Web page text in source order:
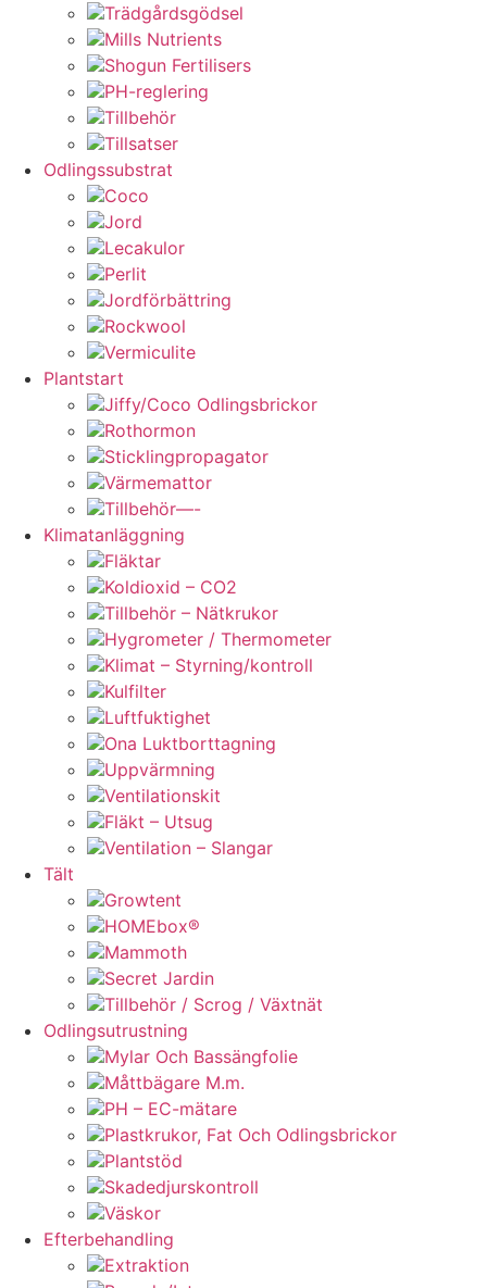
Trädgårdsgödsel
Mills Nutrients
Shogun Fertilisers
PH-reglering
Tillbehör
Tillsatser
Odlingssubstrat
Coco
Jord
Lecakulor
Perlit
Jordförbättring
Rockwool
Vermiculite
Plantstart
Jiffy/Coco Odlingsbrickor
Rothormon
Sticklingpropagator
Värmemattor
Tillbehör—-
Klimatanläggning
Fläktar
Koldioxid – CO2
Tillbehör – Nätkrukor
Hygrometer / Thermometer
Klimat – Styrning/kontroll
Kulfilter
Luftfuktighet
Ona Luktborttagning
Uppvärmning
Ventilationskit
Fläkt – Utsug
Ventilation – Slangar
Tält
Growtent
HOMEbox®
Mammoth
Secret Jardin
Tillbehör / Scrog / Växtnät
Odlingsutrustning
Mylar Och Bassängfolie
Måttbägare M.m.
PH – EC-mätare
Plastkrukor, Fat Och Odlingsbrickor
Plantstöd
Skadedjurskontroll
Väskor
Efterbehandling
Extraktion